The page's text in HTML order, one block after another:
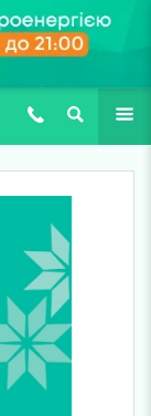
(067) 127-03-03
ПОШУК ЩЕ